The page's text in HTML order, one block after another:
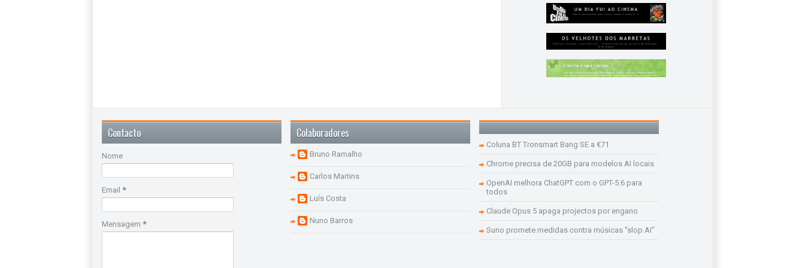
Contacto
Nome
Email *
Mensagem *
Colaboradores
Bruno Ramalho
Carlos Martins
Luís Costa
Nuno Barros
Coluna BT Tronsmart Bang SE a €71
Chrome precisa de 20GB para modelos AI locais
OpenAI melhora ChatGPT com o GPT-5.6 para
todos
Claude Opus 5 apaga projectos por engano
Suno promete medidas contra músicas "slop AI"